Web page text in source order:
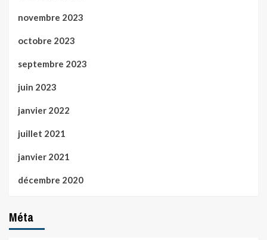
novembre 2023
octobre 2023
septembre 2023
juin 2023
janvier 2022
juillet 2021
janvier 2021
décembre 2020
Méta